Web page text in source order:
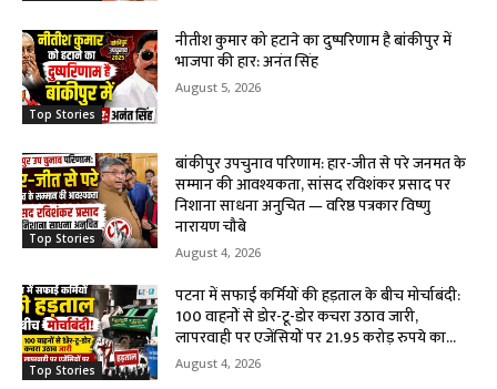
Top Stories
नीतीश कुमार को हटाने का दुष्परिणाम है बांकीपुर में
भाजपा की हार: अनंत सिंह
August 5, 2026
Top Stories
बांकीपुर उपचुनाव परिणाम: हार-जीत से परे जनमत के
सम्मान की आवश्यकता, सांसद रविशंकर प्रसाद पर
निशाना साधना अनुचित — वरिष्ठ पत्रकार विष्णु
नारायण चौबे
August 4, 2026
Top Stories
पटना में सफाई कर्मियों की हड़ताल के बीच मोर्चाबंदी:
100 वाहनों से डोर-टू-डोर कचरा उठाव जारी,
लापरवाही पर एजेंसियों पर 21.95 करोड़ रुपये का...
August 4, 2026